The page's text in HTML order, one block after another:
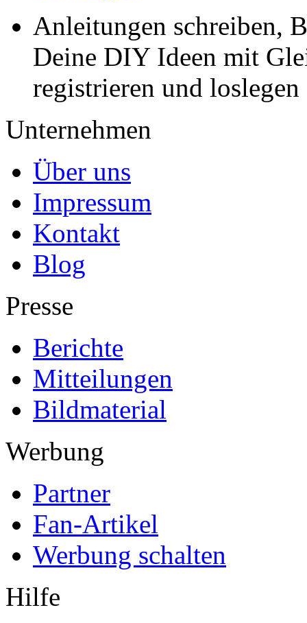
Anleitungen schreiben,
Deine DIY Ideen mit
registrieren und loslegen
Unternehmen
Über uns
Impressum
Kontakt
Blog
Presse
Berichte
Mitteilungen
Bildmaterial
Werbung
Partner
Fan-Artikel
Werbung schalten
Hilfe